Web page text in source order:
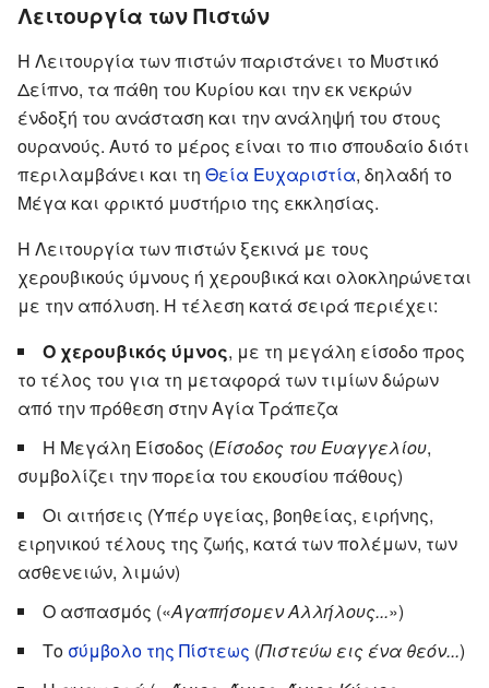
Λειτουργία των Πιστών
Η Λειτουργία των πιστών παριστάνει το Μυστικό
Δείπνο, τα πάθη του Κυρίου και την εκ νεκρών
ένδοξή του ανάσταση και την ανάληψή του στους
ουρανούς. Αυτό το μέρος είναι το πιο σπουδαίο διότι
περιλαμβάνει και τη Θεία Ευχαριστία, δηλαδή το
Μέγα και φρικτό μυστήριο της εκκλησίας.
Η Λειτουργία των πιστών ξεκινά με τους
χερουβικούς ύμνους ή χερουβικά και ολοκληρώνεται
με την απόλυση. Η τέλεση κατά σειρά περιέχει:
Ο χερουβικός ύμνος, με τη μεγάλη είσοδο προς
το τέλος του για τη μεταφορά των τιμίων δώρων
από την πρόθεση στην Αγία Τράπεζα
Η Μεγάλη Είσοδος (Είσοδος του Ευαγγελίου,
συμβολίζει την πορεία του εκουσίου πάθους)
Οι αιτήσεις (Υπέρ υγείας, βοηθείας, ειρήνης,
ειρηνικού τέλους της ζωής, κατά των πολέμων, των
ασθενειών, λιμών)
Ο ασπασμός («Αγαπήσομεν Αλλήλους...»)
Το σύμβολο της Πίστεως (Πιστεύω εις ένα θεόν...)